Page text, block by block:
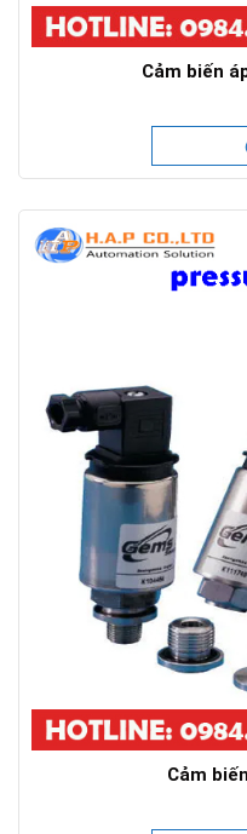
Cảm biến
Cảm